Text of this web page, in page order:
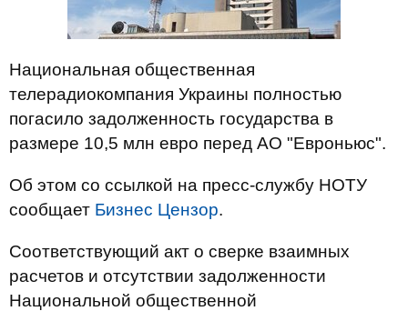
Национальная общественная
телерадиокомпания Украины полностью
погасило задолженность государства в
размере 10,5 млн евро перед АО "Евроньюс".
Об этом со ссылкой на пресс-службу НОТУ
сообщает Бизнес Цензор.
Соответствующий акт о сверке взаимных
расчетов и отсутствии задолженности
Национальной общественной